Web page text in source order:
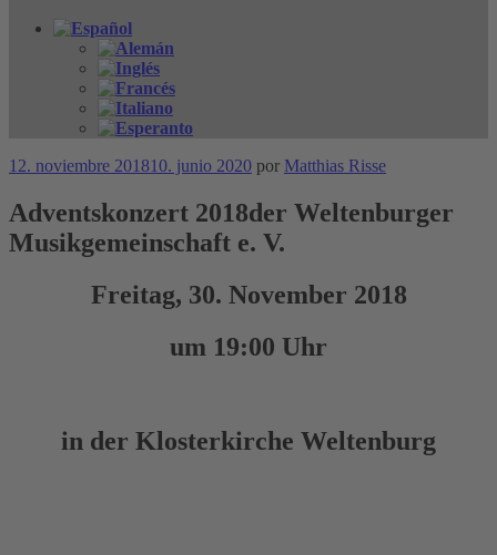
Publicado
12. noviembre 201810. junio 2020 por Matthias Risse
Adventskonzert 2018der Weltenburger
Musikgemeinschaft e. V.
Freitag, 30. November 2018
um 19:00 Uhr
in der Klosterkirche Weltenburg